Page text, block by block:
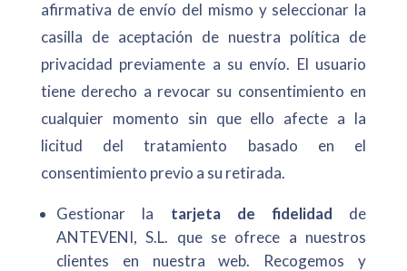
afirmativa de envío del mismo y seleccionar la
casilla de aceptación de nuestra política de
privacidad previamente a su envío. El usuario
tiene derecho a revocar su consentimiento en
cualquier momento sin que ello afecte a la
licitud del tratamiento basado en el
consentimiento previo a su retirada.
Gestionar la tarjeta de fidelidad de
ANTEVENI, S.L. que se ofrece a nuestros
clientes en nuestra web. Recogemos y